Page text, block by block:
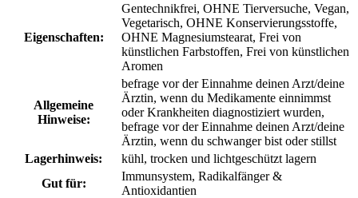
Eigenschaften:
Gentechnikfrei, OHNE Tierversuche, Vegan,
Vegetarisch, OHNE Konservierungsstoffe,
OHNE Magnesiumstearat, Frei von
künstlichen Farbstoffen, Frei von künstlichen
Aromen
Allgemeine
Hinweise:
befrage vor der Einnahme deinen Arzt/deine
Ärztin, wenn du Medikamente einnimmst
oder Krankheiten diagnostiziert wurden,
befrage vor der Einnahme deinen Arzt/deine
Ärztin, wenn du schwanger bist oder stillst
Lagerhinweis:
kühl, trocken und lichtgeschützt lagern
Gut für:
Immunsystem, Radikalfänger &
Antioxidantien